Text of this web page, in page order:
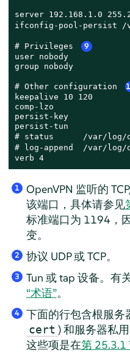
server 192.168.1.0
ifconfig-pool-persist /
# Privileges 9
user nobody
group nobody
# Other configuration
keepalive 10 120
comp-lzo
persist-key
persist-tun
# status      /var/log/
# log-append  /var/log/
verb 4
1
OpenVPN 监听的
该端口，具体请参见
标准端口为 1194，
变。
2 协议 UDP 或 TCP。
3 Tun 或 tap 设备。有
“术语”。
4 下面的行包含根服务
cert ) 和服务器私
这些项是在第 25.3.1